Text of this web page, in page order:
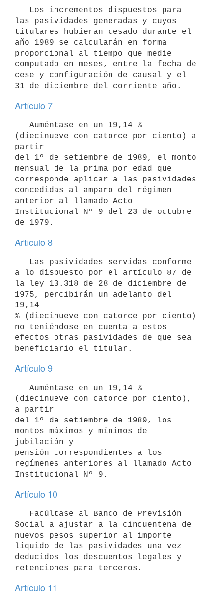
las pasividades generadas y cuyos
titulares hubieran cesado durante el
año 1989 se calcularán en forma
proporcional al tiempo que medie
computado en meses, entre la fecha de
cese y configuración de causal y el
Artículo 7
(diecinueve con catorce por ciento) a
partir
del 1º de setiembre de 1989, el monto
mensual de la prima por edad que
corresponde aplicar a las pasividades
concedidas al amparo del régimen
anterior al llamado Acto
Institucional Nº 9 del 23 de octubre
Artículo 8
a lo dispuesto por el artículo 87 de
la ley 13.318 de 28 de diciembre de
1975, percibirán un adelanto del
19,14
% (diecinueve con catorce por ciento)
no teniéndose en cuenta a estos
efectos otras pasividades de que sea
Artículo 9
(diecinueve con catorce por ciento),
a partir
del 1º de setiembre de 1989, los
montos máximos y mínimos de
jubilación y
pensión correspondientes a los
regímenes anteriores al llamado Acto
Artículo 10
Social a ajustar a la cincuentena de
nuevos pesos superior al importe
líquido de las pasividades una vez
deducidos los descuentos legales y
Artículo 11